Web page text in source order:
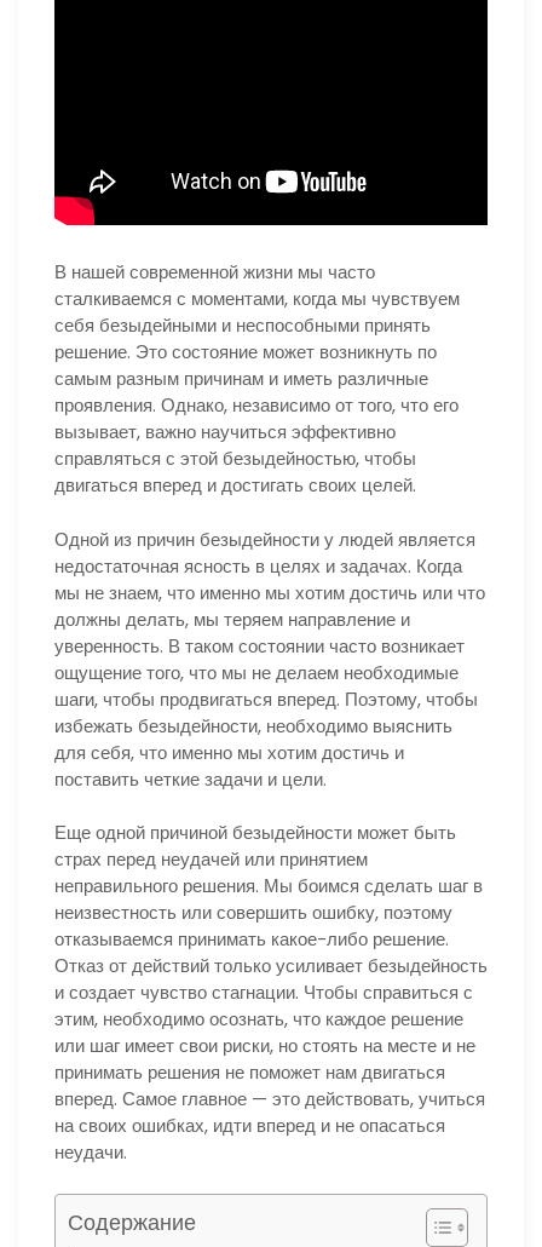
В нашей современной жизни мы часто
сталкиваемся с моментами, когда мы чувствуем
себя безыдейными и неспособными принять
решение. Это состояние может возникнуть по
самым разным причинам и иметь различные
проявления. Однако, независимо от того, что его
вызывает, важно научиться эффективно
справляться с этой безыдейностью, чтобы
двигаться вперед и достигать своих целей.
Одной из причин безыдейности у людей является
недостаточная ясность в целях и задачах. Когда
мы не знаем, что именно мы хотим достичь или что
должны делать, мы теряем направление и
уверенность. В таком состоянии часто возникает
ощущение того, что мы не делаем необходимые
шаги, чтобы продвигаться вперед. Поэтому, чтобы
избежать безыдейности, необходимо выяснить
для себя, что именно мы хотим достичь и
поставить четкие задачи и цели.
Еще одной причиной безыдейности может быть
страх перед неудачей или принятием
неправильного решения. Мы боимся сделать шаг в
неизвестность или совершить ошибку, поэтому
отказываемся принимать какое-либо решение.
Отказ от действий только усиливает безыдейность
и создает чувство стагнации. Чтобы справиться с
этим, необходимо осознать, что каждое решение
или шаг имеет свои риски, но стоять на месте и не
принимать решения не поможет нам двигаться
вперед. Самое главное — это действовать, учиться
на своих ошибках, идти вперед и не опасаться
неудачи.
Содержание